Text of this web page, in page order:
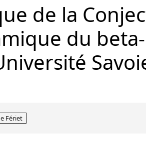
de la
du
Fériet